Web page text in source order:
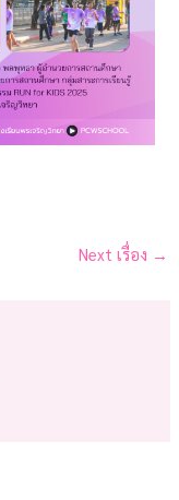
Next เรื่อง →